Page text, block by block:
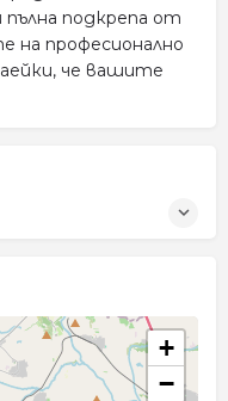
пълна подкрепа от
на професионално
че вашите
+
−